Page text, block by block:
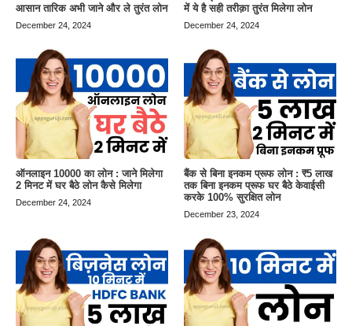
आसान तारिक अभी जाने और ले तुरंत लोन
December 24, 2024
में ये है सही तरीक़ा तुरंत मिलेगा लोन
December 24, 2024
ऑनलाइन 10000 का लोन : जाने मिलेगा
2 मिनट में घर बैठे लोन कैसे मिलेगा
December 24, 2024
बैंक से बिना इनकम प्रूफ लोन : ₹5 लाख
तक बिना इनकम प्रूफ घर बैठे केवाईसी
करके 100% सुरक्षित लोन
December 23, 2024